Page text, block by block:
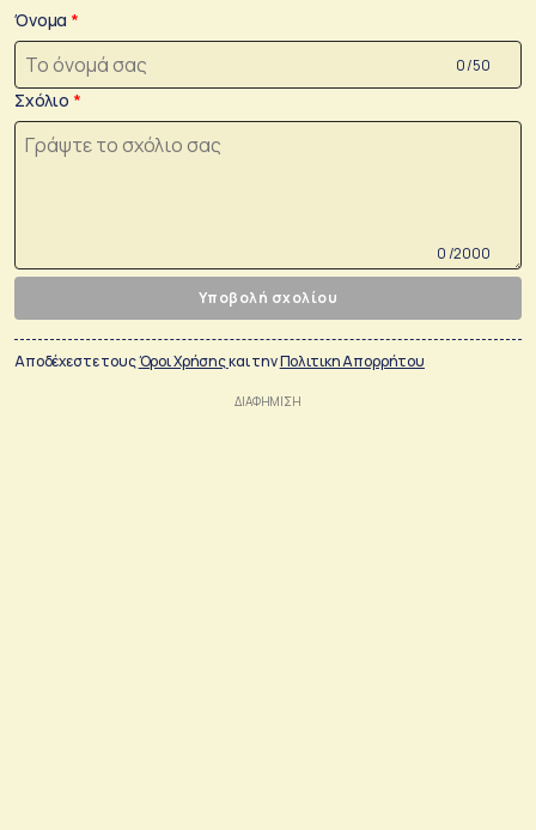
Όνομα
0 /50
Σχόλιο
0 /2000
Υποβολή σχολίου
Αποδέχεστε τουςΌροι Χρήσηςκαι τηνΠολιτικη Απορρήτου